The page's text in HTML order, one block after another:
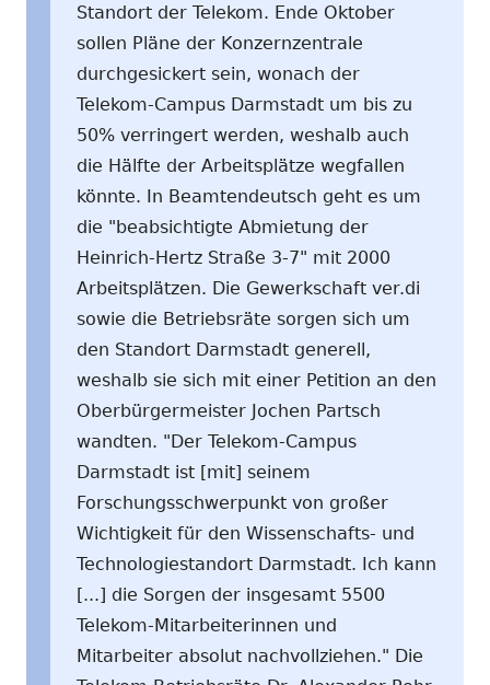
Standort der Telekom. Ende Oktober
sollen Pläne der Konzernzentrale
durchgesickert sein, wonach der
Telekom-Campus Darmstadt um bis zu
50% verringert werden, weshalb auch
die Hälfte der Arbeitsplätze wegfallen
könnte. In Beamtendeutsch geht es um
die "beabsichtigte Abmietung der
Heinrich-Hertz Straße 3-7" mit 2000
Arbeitsplätzen. Die Gewerkschaft ver.di
sowie die Betriebsräte sorgen sich um
den Standort Darmstadt generell,
weshalb sie sich mit einer Petition an den
Oberbürgermeister Jochen Partsch
wandten. "Der Telekom-Campus
Darmstadt ist [mit] seinem
Forschungsschwerpunkt von großer
Wichtigkeit für den Wissenschafts- und
Technologiestandort Darmstadt. Ich kann
[...] die Sorgen der insgesamt 5500
Telekom-Mitarbeiterinnen und
Mitarbeiter absolut nachvollziehen." Die